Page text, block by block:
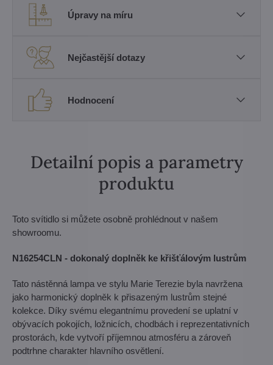
Úpravy na míru
Nejčastější dotazy
Hodnocení
Detailní popis a parametry
produktu
Toto svítidlo si můžete osobně prohlédnout v našem
showroomu.
N16254CLN - dokonalý doplněk ke křišťálovým lustrům
Tato nástěnná lampa ve stylu Marie Terezie byla navržena
jako harmonický doplněk k přisazeným lustrům stejné
kolekce. Díky svému elegantnímu provedení se uplatní v
obývacích pokojích, ložnicích, chodbách i reprezentativních
prostorách, kde vytvoří příjemnou atmosféru a zároveň
podtrhne charakter hlavního osvětlení.